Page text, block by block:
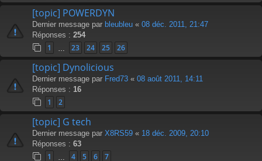
[topic] POWERDYN
Dernier message par bleubleu « 08 déc. 2011, 21:47
Réponses : 254
1 23 24 25 26
[topic] Dynolicious
Dernier message par Fred73 « 08 août 2011, 14:11
Réponses : 16
1 2
[topic] G tech
Dernier message par X8RS59 « 18 déc. 2009, 20:10
Réponses : 63
1 4 5 6 7